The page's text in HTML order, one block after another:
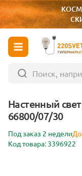
Настенный
66800/07/30
Под заказ 2 недели
Код товара: 3396922